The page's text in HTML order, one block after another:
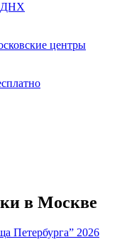
центры
в Москве
Петербурга” 2026